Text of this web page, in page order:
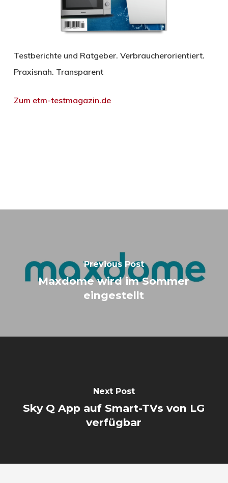
Testberichte und Ratgeber. Verbraucherorientiert.
Praxisnah. Transparent
Zum etm-testmagazin.de
Previous Post
Maxdome wird im Sommer
eingestellt
Next Post
Sky Q App auf Smart-TVs von LG
verfügbar